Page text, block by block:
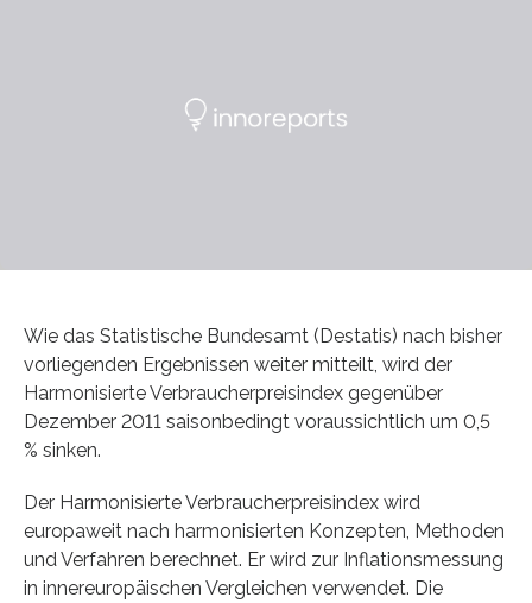
Wie das Statistische Bundesamt (Destatis) nach bisher
vorliegenden Ergebnissen weiter mitteilt, wird der
Harmonisierte Verbraucherpreisindex gegenüber
Dezember 2011 saisonbedingt voraussichtlich um 0,5
% sinken.
Der Harmonisierte Verbraucherpreisindex wird
europaweit nach harmonisierten Konzepten, Methoden
und Verfahren berechnet. Er wird zur Inflationsmessung
in innereuropäischen Vergleichen verwendet. Die